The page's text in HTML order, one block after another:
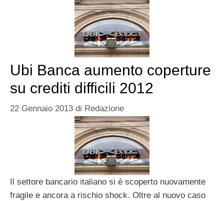
Ubi Banca aumento coperture
su crediti difficili 2012
22 Gennaio 2013 di Redazione
Il settore bancario italiano si è scoperto nuovamente
fragile e ancora a rischio shock. Oltre al nuovo caso